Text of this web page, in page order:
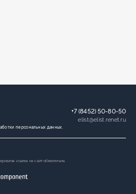
персональных данных.
+7 (8452) 50-80-50
elist@elist.renet.ru
ссылка на сайт обязательна.